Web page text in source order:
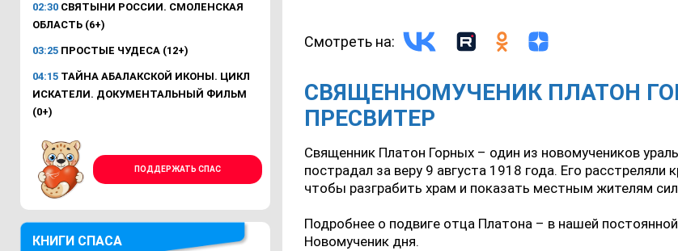
02:30 СВЯТЫНИ РОССИИ. СМОЛЕНСКАЯ
ОБЛАСТЬ (6+)
03:25 ПРОСТЫЕ ЧУДЕСА (12+)
04:15 ТАЙНА АБАЛАКСКОЙ ИКОНЫ. ЦИКЛ
ИСКАТЕЛИ. ДОКУМЕНТАЛЬНЫЙ ФИЛЬМ
(0+)
ПОДДЕРЖАТЬ СПАС
КНИГИ СПАСА
Смотреть на:
СВЯЩЕННОМУЧЕНИК ПЛАТОН
ПРЕСВИТЕР
Священник Платон Горных – один из новомучеников
пострадал за веру 9 августа 1918 года. Его расстреляли
чтобы разграбить храм и показать местным жителям
Подробнее о подвиге отца Платона – в нашей
Новомученик дня.